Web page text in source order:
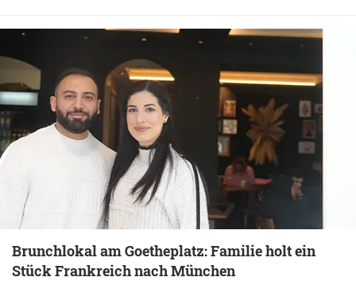
Brunchlokal am Goetheplatz: Familie holt ein
Stück Frankreich nach München